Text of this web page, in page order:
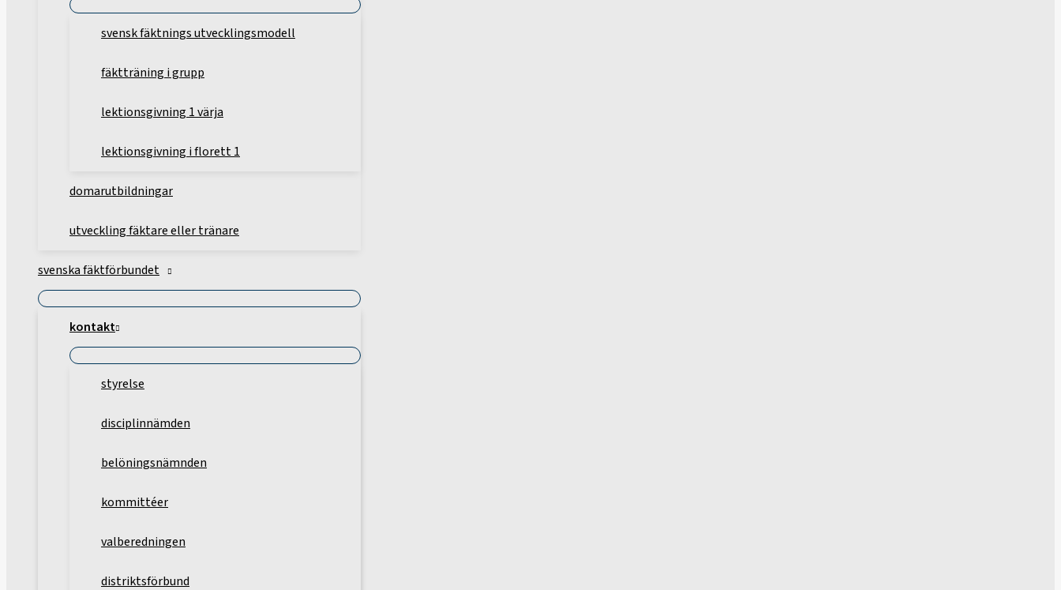
svensk fäktnings utvecklingsmodell
fäktträning i grupp
lektionsgivning 1 värja
lektionsgivning i florett 1
domarutbildningar
utveckling fäktare eller tränare
svenska fäktförbundet
kontakt
styrelse
disciplinnämden
belöningsnämnden
kommittéer
valberedningen
distriktsförbund